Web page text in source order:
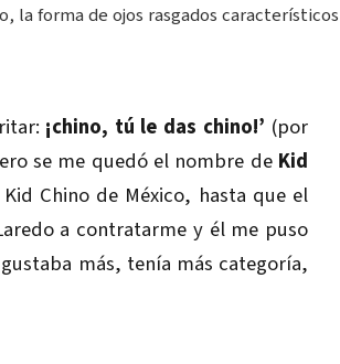
la forma de ojos rasgados característicos
¡chino, tú le das chino!’ (por
se me quedó el nombre de Kid
Chino de México, hasta que el
a contratarme y él me puso
más, tenía más categoría,